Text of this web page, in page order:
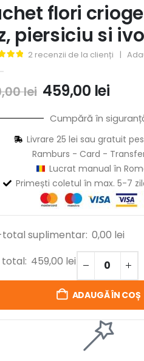
flori
piersiciu si
2 recenzii de la clienți |
lei 459,00 lei
Cumpără în
Livrare 25 lei sau gratuit
Ramburs - Card -
Lucrat manual în
Primești coletul în max. 5-7
suplimentar: 0,00 lei
459,00 lei
ADAUGĂ ÎN COȘ